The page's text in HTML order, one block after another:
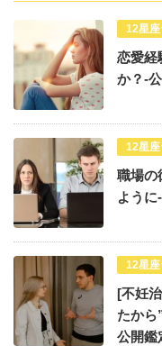
12星
恋愛経
か？-
12星
職場の
よう
12星
[不妊
たから
公開鑑